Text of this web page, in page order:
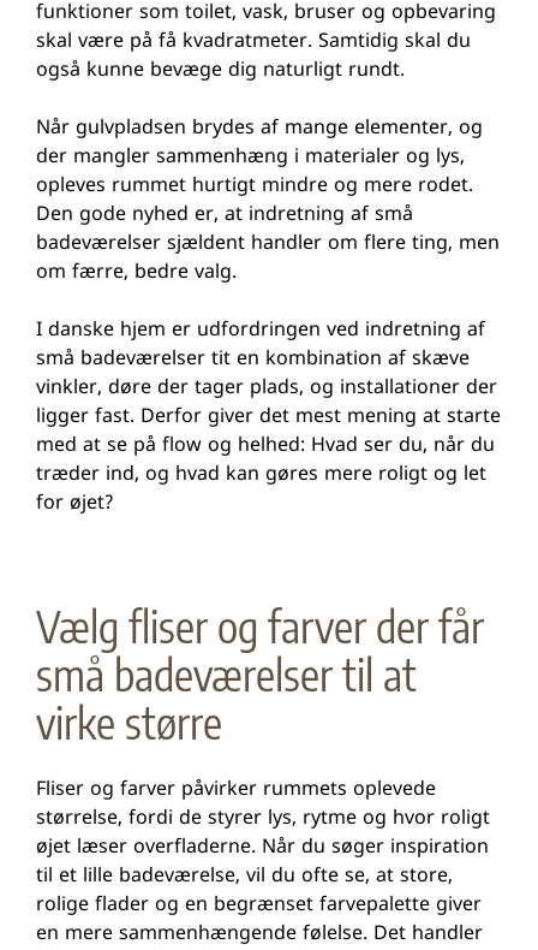
funktioner som toilet, vask, bruser og opbevaring
skal være på få kvadratmeter. Samtidig skal du
også kunne bevæge dig naturligt rundt.
Når gulvpladsen brydes af mange elementer, og
der mangler sammenhæng i materialer og lys,
opleves rummet hurtigt mindre og mere rodet.
Den gode nyhed er, at indretning af små
badeværelser sjældent handler om flere ting, men
om færre, bedre valg.
I danske hjem er udfordringen ved indretning af
små badeværelser tit en kombination af skæve
vinkler, døre der tager plads, og installationer der
ligger fast. Derfor giver det mest mening at starte
med at se på flow og helhed: Hvad ser du, når du
træder ind, og hvad kan gøres mere roligt og let
for øjet?
Vælg fliser og farver der får
små badeværelser til at
virke større
Fliser og farver påvirker rummets oplevede
størrelse, fordi de styrer lys, rytme og hvor roligt
øjet læser overfladerne. Når du søger inspiration
til et lille badeværelse, vil du ofte se, at store,
rolige flader og en begrænset farvepalette giver
en mere sammenhængende følelse. Det handler